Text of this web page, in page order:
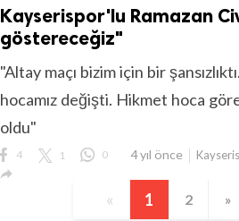
Kayserispor'lu Ramazan
göstereceğiz"
"Altay maçı bizim için bir
hocamız değişti. Hikmet hoca
oldu"
4 1 0 4 yıl önce

« 1 2 »